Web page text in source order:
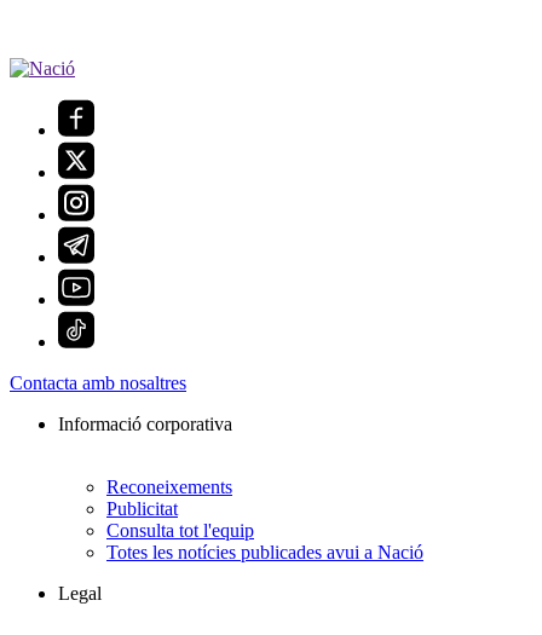
Contacta amb nosaltres
Informació corporativa
Reconeixements
Publicitat
Consulta tot l'equip
Totes les notícies publicades avui a Nació
Legal